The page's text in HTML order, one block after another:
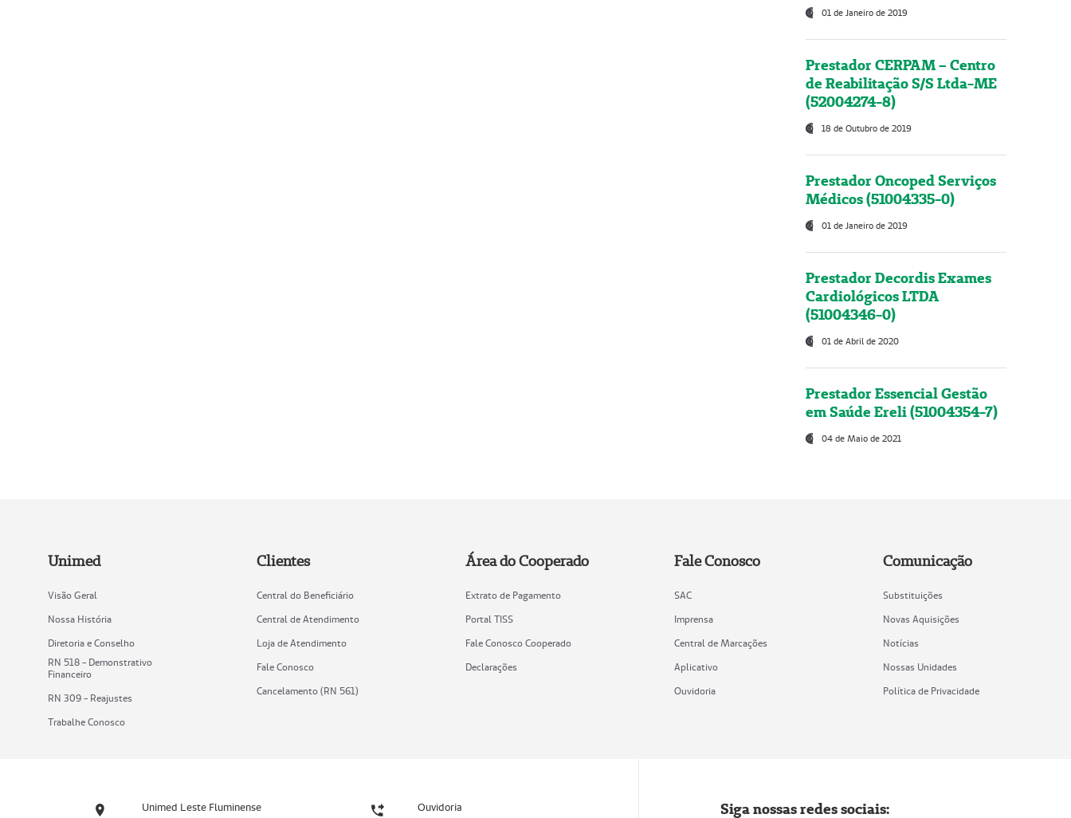
01 de Janeiro de 2019
Prestador CERPAM – Centro
de Reabilitação S/S Ltda-ME
(52004274-8)
18 de Outubro de 2019
Prestador Oncoped Serviços
Médicos (51004335-0)
01 de Janeiro de 2019
Prestador Decordis Exames
Cardiológicos LTDA
(51004346-0)
01 de Abril de 2020
Prestador Essencial Gestão
em Saúde Ereli (51004354-7)
04 de Maio de 2021
Unimed
Visão Geral
Nossa História
Diretoria e Conselho
RN 518 - Demonstrativo
Financeiro
RN 309 - Reajustes
Trabalhe Conosco
Clientes
Central do Beneficiário
Central de Atendimento
Loja de Atendimento
Fale Conosco
Cancelamento (RN 561)
Área do Cooperado
Extrato de Pagamento
Portal TISS
Fale Conosco Cooperado
Declarações
Fale Conosco
SAC
Imprensa
Central de Marcações
Aplicativo
Ouvidoria
Comunicação
Substituições
Novas Aquisições
Notícias
Nossas Unidades
Política de Privacidade
Unimed Leste Fluminense Ouvidoria Siga nossas redes sociais: